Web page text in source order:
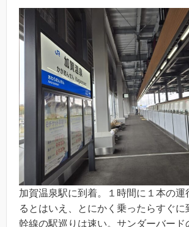
加賀温泉駅に到着。１時間に１本の運
るとはいえ、とにかく乗ったらすぐに
幹線の駅巡りは速い。サンダーバード